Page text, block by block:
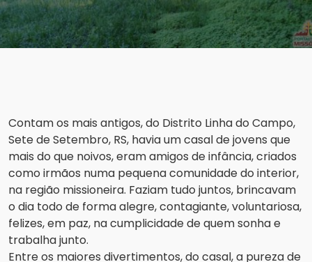
Contam os mais antigos, do Distrito Linha do Campo,
Sete de Setembro, RS, havia um casal de jovens que
mais do que noivos, eram amigos de infância, criados
como irmãos numa pequena comunidade do interior,
na região missioneira. Faziam tudo juntos, brincavam
o dia todo de forma alegre, contagiante, voluntariosa,
felizes, em paz, na cumplicidade de quem sonha e
trabalha junto.
Entre os maiores divertimentos, do casal, a pureza de